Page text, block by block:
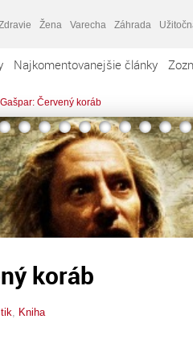
Žena Varecha Záhrada
Najkomentovanejšie články
Červený koráb
koráb
Kniha